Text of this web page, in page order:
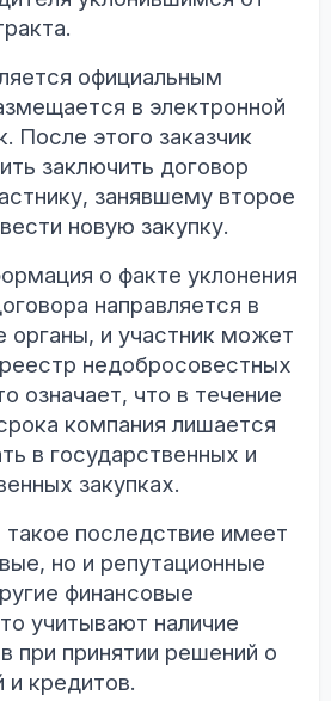
официальным
в электронной
После этого заказчик
заключить договор
занявшему второе
новую закупку.
о факте уклонения
направляется в
органы, и участник может
недобросовестных
означает, что в течение
компания лишается
в государственных и
закупках.
последствие имеет
но и репутационные
финансовые
учитывают наличие
при принятии решений о
и кредитов.